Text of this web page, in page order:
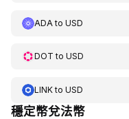
ADA to USD
DOT to USD
LINKto USD
穩定幣兌法幣